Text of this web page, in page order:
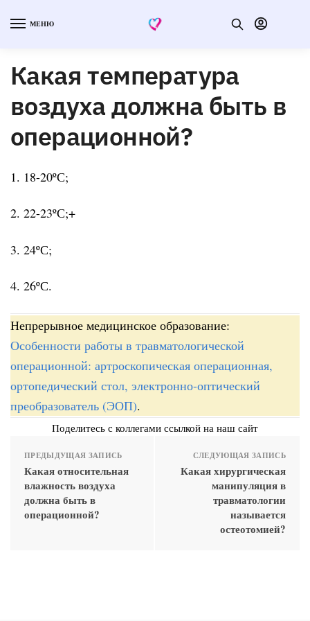
МЕНЮ
Какая температура
воздуха должна быть в
операционной?
1. 18-20ºС;
2. 22-23ºС;+
3. 24ºС;
4. 26ºС.
Непрерывное медицинское образование:
Особенности работы в травматологической
операционной: артроскопическая операционная,
ортопедический стол, электронно-оптический
преобразователь (ЭОП).
Поделитесь с коллегами ссылкой на наш сайт
ПРЕДЫДУЩАЯ ЗАПИСЬ
Какая относительная
влажность воздуха
должна быть в
операционной?
СЛЕДУЮЩАЯ ЗАПИСЬ
Какая хирургическая
манипуляция в
травматологии
называется
остеотомией?